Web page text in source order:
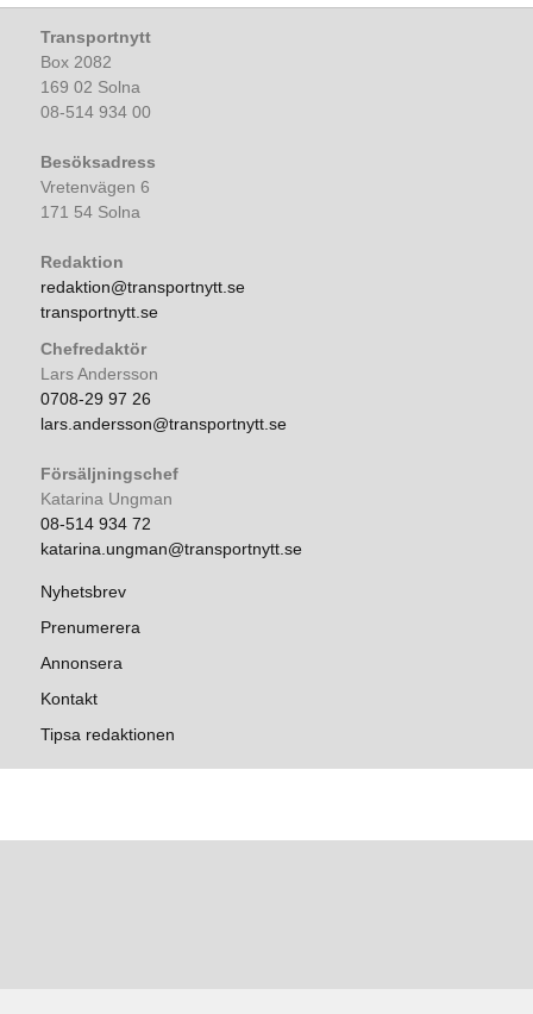
Transportnytt
Box 2082
169 02 Solna
08-514 934 00
Besöksadress
Vretenvägen 6
171 54 Solna
Redaktion
redaktion@transportnytt.se
transportnytt.se
Chefredaktör
Lars Andersson
0708-29 97 26
lars.andersson@transportnytt.se
Försäljningschef
Katarina Ungman
08-514 934 72
katarina.ungman@transportnytt.se
Nyhetsbrev
Prenumerera
Annonsera
Kontakt
Tipsa redaktionen